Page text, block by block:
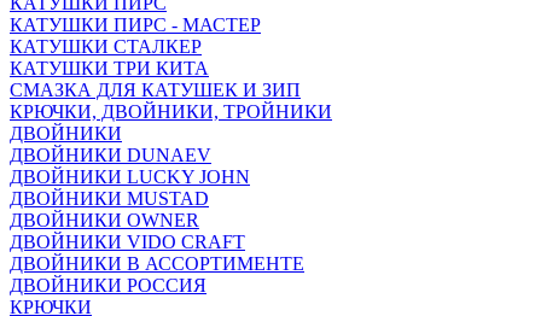
КАТУШКИ ПИРС - МАСТЕР
КАТУШКИ СТАЛКЕР
КАТУШКИ ТРИ КИТА
СМАЗКА ДЛЯ КАТУШЕК И ЗИП
КРЮЧКИ, ДВОЙНИКИ, ТРОЙНИКИ
ДВОЙНИКИ
ДВОЙНИКИ DUNAEV
ДВОЙНИКИ LUCKY JOHN
ДВОЙНИКИ MUSTAD
ДВОЙНИКИ OWNER
ДВОЙНИКИ VIDO CRAFT
ДВОЙНИКИ В АССОРТИМЕНТЕ
ДВОЙНИКИ РОССИЯ
КРЮЧКИ